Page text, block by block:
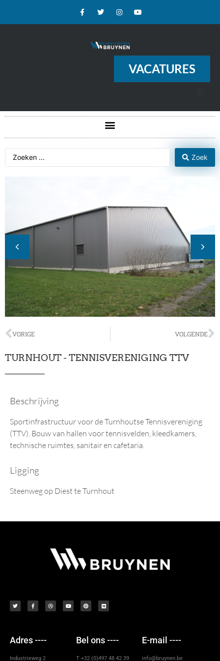
VACATURES
Zoek
VORIGE VOLGENDE
TURNHOUT - TENNISVERENIGING TTV
Beschrijving
Sportinfrastructuur voor de Turnhoutse Tennisvereniging
(TTV). Bouw van hallen voor tennisvelden, kleedkamers,
technische ruimtes, sanitair en cafetaria.
Ligging
Steenweg op Diest te Turnhout
Adres ----
Industrieweg 2
Bel ons ----
T +32 (0)497 48 42 39
E-mail ----
info@bruynen.be